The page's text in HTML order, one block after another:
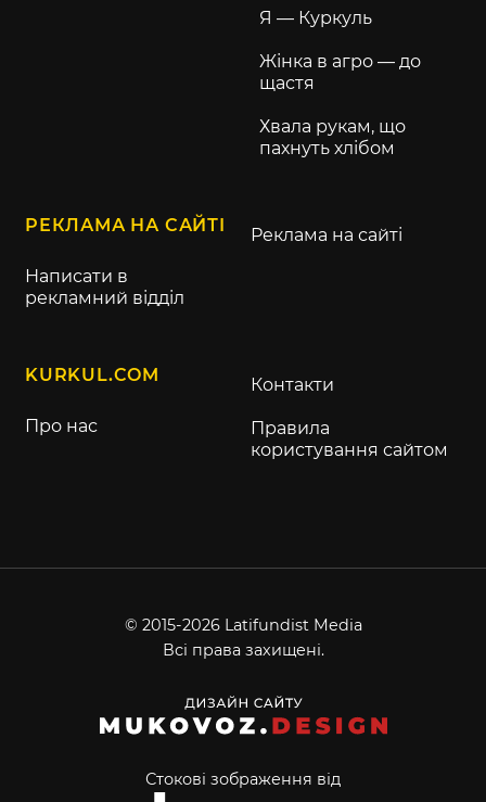
Я — Куркуль
Жінка в агро — до
щастя
Хвала рукам, що
пахнуть хлібом
РЕКЛАМА НА САЙТІ
Написати в
рекламний відділ
Реклама на сайті
KURKUL.COM
Про нас
Контакти
Правила
користування сайтом
© 2015-2026 Latifundist Media
Всі права захищені.
Стокові зображення від